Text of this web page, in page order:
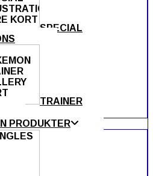
SPECIAL
TRAINER
PRODUKTER